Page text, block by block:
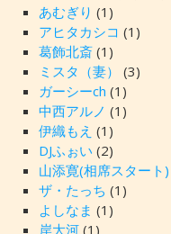
あむぎり (1)
アヒタカシコ (1)
葛飾北斎 (1)
ミスタ（妻）
(3)
ガーシーch (1)
中西アルノ (1)
伊織もえ (1)
DJふぉい (2)
山添寛(相席スタート)
ザ・たっち (1)
よしなま (1)
岸大河 (1)